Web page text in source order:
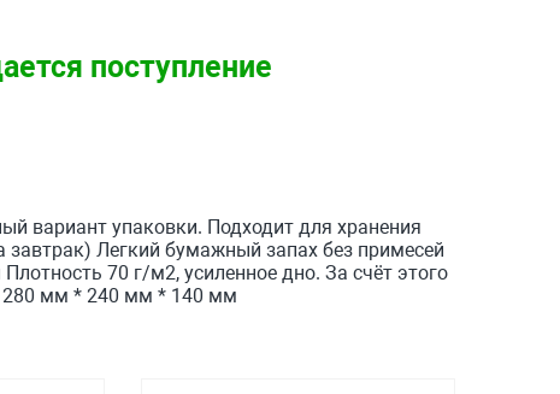
поступление
вариант упаковки. Подходит для хранения
Легкий бумажный запах без примесей
70 г/м2, усиленное дно. За счёт этого
280 мм * 240 мм * 140 мм